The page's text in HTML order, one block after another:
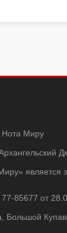
Нота Миру
является
85677 от
Большой